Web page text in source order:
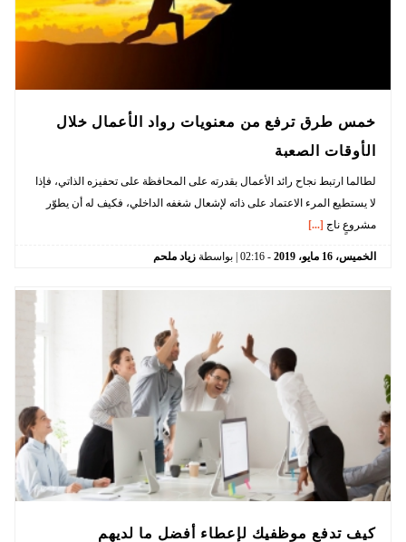
خمس طرق ترفع من معنويات رواد الأعمال خلال
الأوقات الصعبة
لطالما ارتبط نجاح رائد الأعمال بقدرته على المحافظة على تحفيزه الذاتي، فإذا
لا يستطيع المرء الاعتماد على ذاته لإشعال شغفه الداخلي، فكيف له أن يطوّر
مشروعٍ ناج [...]
الخميس، 16 مايو، 2019
-
02:16 | بواسطة زياد ملحم
كيف تدفع موظفيك لإعطاء أفضل ما لديهم